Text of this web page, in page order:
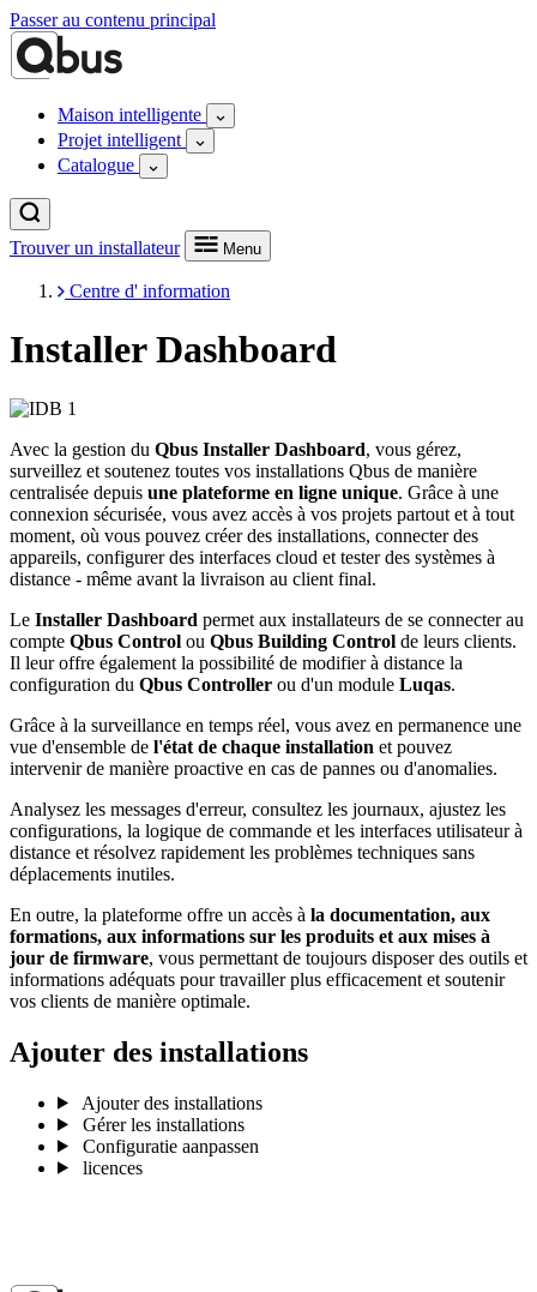
Passer au contenu principal
Maison intelligente
Projet intelligent
Catalogue
Trouver un installateur Menu
Centre d' information
Installer Dashboard
Avec la gestion du Qbus Installer Dashboard, vous gérez,
surveillez et soutenez toutes vos installations Qbus de manière
centralisée depuis une plateforme en ligne unique. Grâce à une
connexion sécurisée, vous avez accès à vos projets partout et à tout
moment, où vous pouvez créer des installations, connecter des
appareils, configurer des interfaces cloud et tester des systèmes à
distance - même avant la livraison au client final.
Le Installer Dashboard permet aux installateurs de se connecter au
compte Qbus Control ou Qbus Building Control de leurs clients.
Il leur offre également la possibilité de modifier à distance la
configuration du Qbus Controller ou d'un module Luqas.
Grâce à la surveillance en temps réel, vous avez en permanence une
vue d'ensemble de l'état de chaque installation et pouvez
intervenir de manière proactive en cas de pannes ou d'anomalies.
Analysez les messages d'erreur, consultez les journaux, ajustez les
configurations, la logique de commande et les interfaces utilisateur à
distance et résolvez rapidement les problèmes techniques sans
déplacements inutiles.
En outre, la plateforme offre un accès à la documentation, aux
formations, aux informations sur les produits et aux mises à
jour de firmware, vous permettant de toujours disposer des outils et
informations adéquats pour travailler plus efficacement et soutenir
vos clients de manière optimale.
Ajouter des installations
Ajouter des installations
Gérer les installations
Configuratie aanpassen
licences